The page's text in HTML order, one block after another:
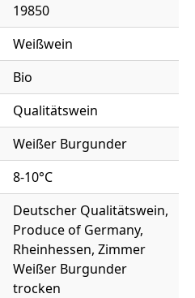
19850
Weißwein
Bio
Qualitätswein
Weißer Burgunder
8-10°C
Deutscher Qualitätswein,
Produce of Germany,
Rheinhessen, Zimmer
Weißer Burgunder
trocken